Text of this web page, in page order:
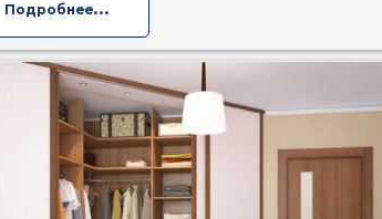
Подробнее...